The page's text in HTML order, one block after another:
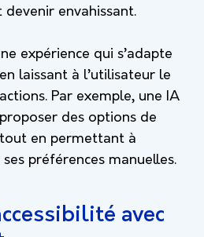
envahissant.
expérience qui s’adapte
laissant à l’utilisateur le
Par exemple, une IA
des options de
en permettant à
préférences manuelles.
avec